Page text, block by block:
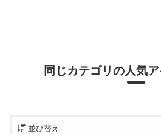
同じカテゴリの人気
並び替え